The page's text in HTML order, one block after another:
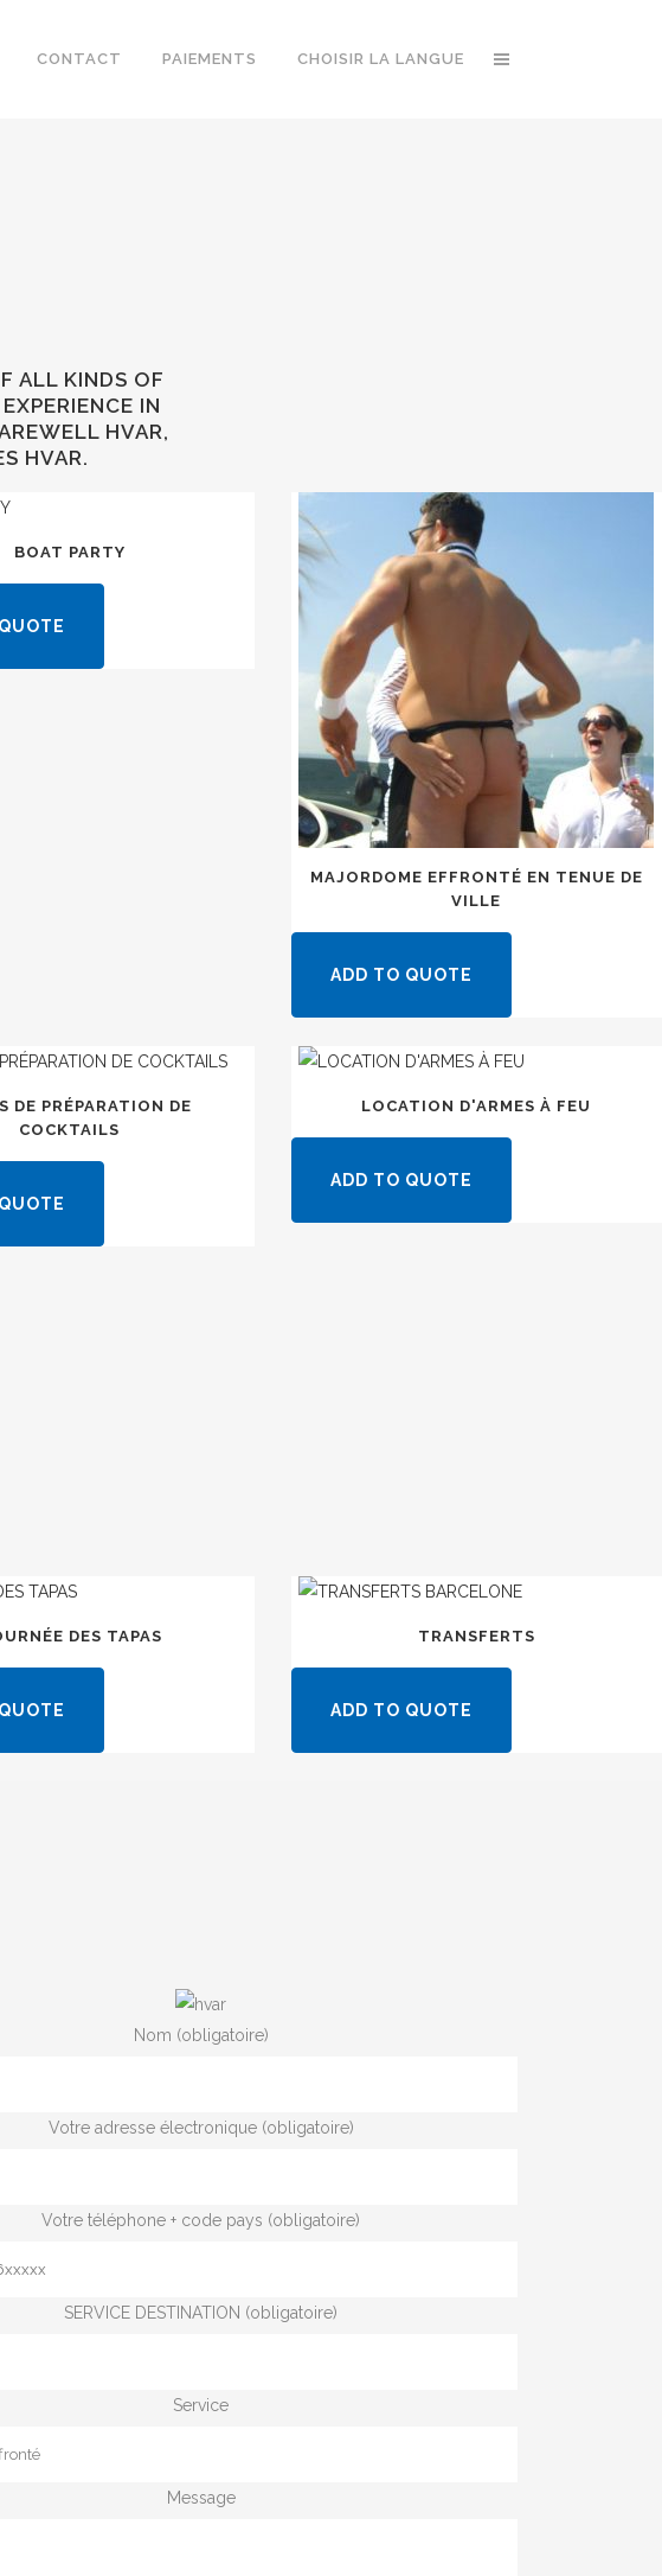
CONTACT PAIEMENTS CHOISIR LA LANGUE
ALL KINDS OF
IN
HVAR,
HVAR.
BOAT PARTY
MAJORDOME EFFRONTÉ EN TENUE DE
VILLE
ADD TO QUOTE
DE PRÉPARATION DE
COCKTAILS
LOCATION D'ARMES À FEU
ADD TO QUOTE
DES TAPAS TRANSFERTS
ADD TO QUOTE
Nom (obligatoire)
Votre adresse électronique (obligatoire)
Votre téléphone + code pays (obligatoire)
SERVICE DESTINATION (obligatoire)
Service
Message